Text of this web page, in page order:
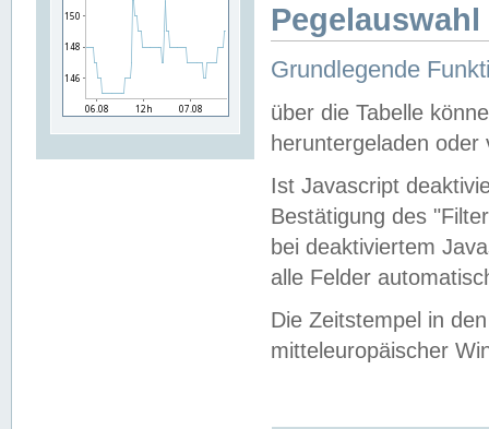
Grundlegende
über die Tabelle
heruntergeladen oder
Ist Javascript
Bestätigung des
bei deaktiviertem
alle Felder
Die Zeitstempel in
mitteleuropäischer